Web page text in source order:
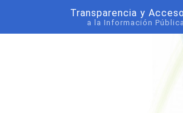
Transparencia y Acceso
a la Información Pública